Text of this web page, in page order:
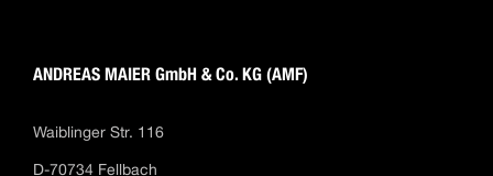
ANDREAS MAIER GmbH & Co. KG (AMF)
Waiblinger Str. 116
D-70734 Fellbach